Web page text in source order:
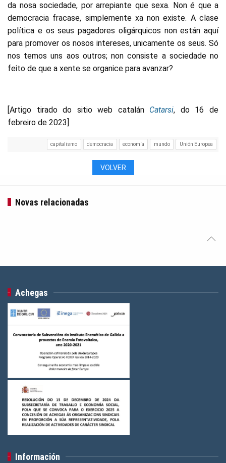
da nosa sociedade, por arrepiante que sexa. Non é que a
democracia fracase, simplemente xa non existe. A clase
política e os seus pagadores oligárquicos non están aquí
para promover os nosos intereses, unicamente os seus. Só
nos temos uns aos outros; non consiste a sociedade no
feito de que a xente se organice para avanzar?
[Artigo tirado do sitio web catalán Catarsi, do 16 de
febreiro de 2023]
capitalismo democracia economía mundo Unión Europea
VOLVER
Novas relacionadas
Achegas
Información